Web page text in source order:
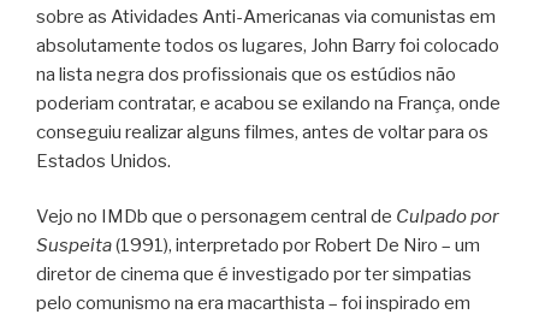
sobre as Atividades Anti-Americanas via comunistas em
absolutamente todos os lugares, John Barry foi colocado
na lista negra dos profissionais que os estúdios não
poderiam contratar, e acabou se exilando na França, onde
conseguiu realizar alguns filmes, antes de voltar para os
Estados Unidos.
Vejo no IMDb que o personagem central de Culpado por
Suspeita(1991), interpretado por Robert De Niro – um
diretor de cinema que é investigado por ter simpatias
pelo comunismo na era macarthista – foi inspirado em